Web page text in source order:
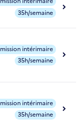
35h/semaine
intérimaire
35h/semaine
intérimaire
35h/semaine